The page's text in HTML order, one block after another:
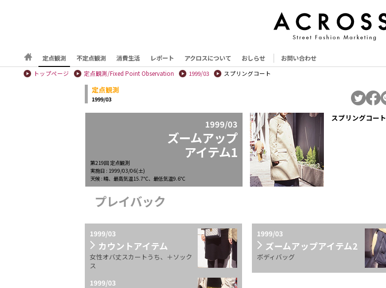
定点観測 不定点観測 消費生活 レポート アクロスについて おしらせ お問い合わせ
トップページ 定点観測/Fixed Point Observation 1999/03 スプリングコート
定点観測
1999/03
スプリングコート
1999/03
ズームアップ
アイテム1
第219回 定点観測
実施日 : 1999/03/06(土)
天候 : 晴、最高気温15.7℃、最低気温9.6℃
プレイバック
1999/03
カウントアイテム
女性オバ丈スカートうち、＋ソック
ス
1999/03
ズームアップアイテム2
ボディバッグ
1999/03